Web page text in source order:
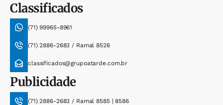
Classificados
(71) 99965-8961
(71) 2886-2683 / Ramal 8526
classificados@grupoatarde.com.br
Publicidade
(71) 2886-2683 / Ramal 8585 | 8586